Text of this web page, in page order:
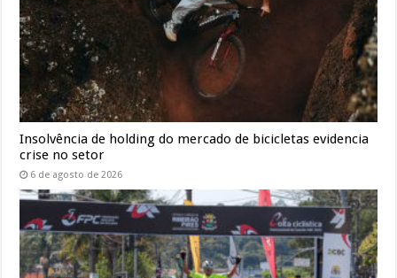
Insolvência de holding do mercado de bicicletas evidencia
crise no setor
6 de agosto de 2026